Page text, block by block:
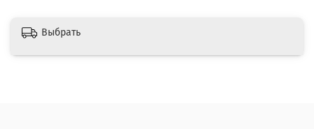
Выбрать